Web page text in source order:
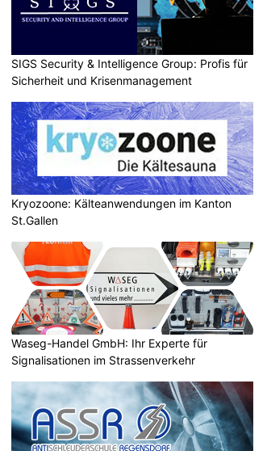
SIGS Security & Intelligence Group: Profis für
Sicherheit und Krisenmanagement
Kryozoone: Kälteanwendungen im Kanton
St.Gallen
Waseg-Handel GmbH: Ihr Experte für
Signalisationen im Strassenverkehr